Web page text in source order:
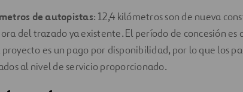
de autopistas: 12,4 kilómetros son de nueva
del trazado ya existente. El período de concesión es
es un pago por disponibilidad, por lo que los
al nivel de servicio proporcionado.